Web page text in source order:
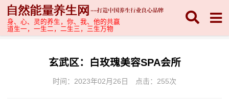
身、心、灵的养生，你、我、他的共赢
道生一，一生二，二生三，三生万物
玄武区：白玫瑰美容SPA会所
时间：2023年02月26日 点击： 255次